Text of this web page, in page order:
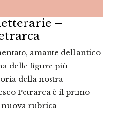
–
amante dell’antico
delle figure più
della nostra
Petrarca è il primo
nuova rubrica